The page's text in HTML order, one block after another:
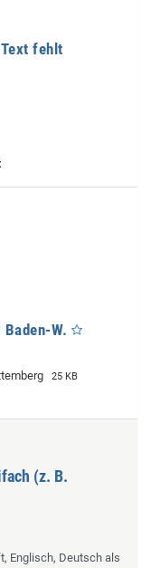
fehlt
W.
25 KB
(z. B.
Englisch, Deutsch als